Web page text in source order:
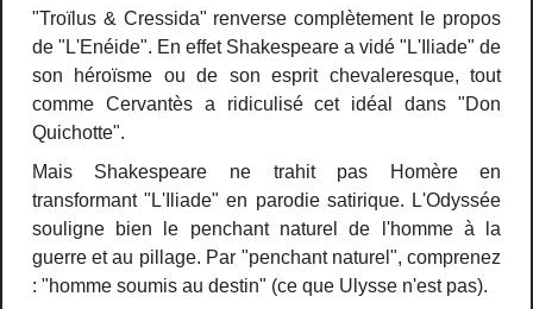
"Troïlus & Cressida" renverse complètement le propos
de "L'Enéide". En effet Shakespeare a vidé "L'Iliade" de
son héroïsme ou de son esprit chevaleresque, tout
comme Cervantès a ridiculisé cet idéal dans "Don
Quichotte".
Mais Shakespeare ne trahit pas Homère en
transformant "L'Iliade" en parodie satirique. L'Odyssée
souligne bien le penchant naturel de l'homme à la
guerre et au pillage. Par "penchant naturel", comprenez
: "homme soumis au destin" (ce que Ulysse n'est pas).